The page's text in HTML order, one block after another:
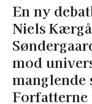
En ny
Niels
mod
manglende
Forfatterne